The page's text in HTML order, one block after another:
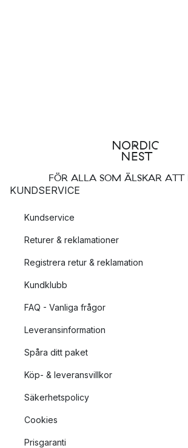
FÖR ALLA SOM ÄLSKAR ATT
KUNDSERVICE
Kundservice
Returer & reklamationer
Registrera retur & reklamation
Kundklubb
FAQ - Vanliga frågor
Leveransinformation
Spåra ditt paket
Köp- & leveransvillkor
Säkerhetspolicy
Cookies
Prisgaranti